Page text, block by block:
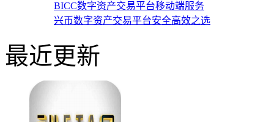
BICC数字资产交易平台移动端服务
兴币数字资产交易平台安全高效之选
最近更新